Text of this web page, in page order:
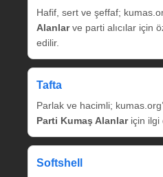
Hafif, sert ve şeffaf;
Alanlarve parti alıcılar için
edilir.
Tafta
Parlak ve hacimli;
Parti Kumaş Alanlariçin ilgi
Softshell